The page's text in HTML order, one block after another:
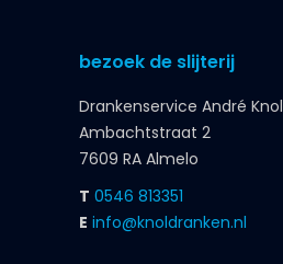
bezoek de slijterij
Drankenservice André Knol
Ambachtstraat 2
7609 RA Almelo
T 0546 813351
E info@knoldranken.nl